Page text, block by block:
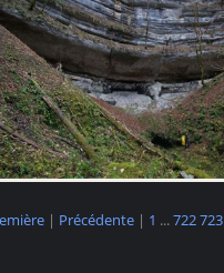
Claude Paris (2)
| Précédente| 1 ...722723